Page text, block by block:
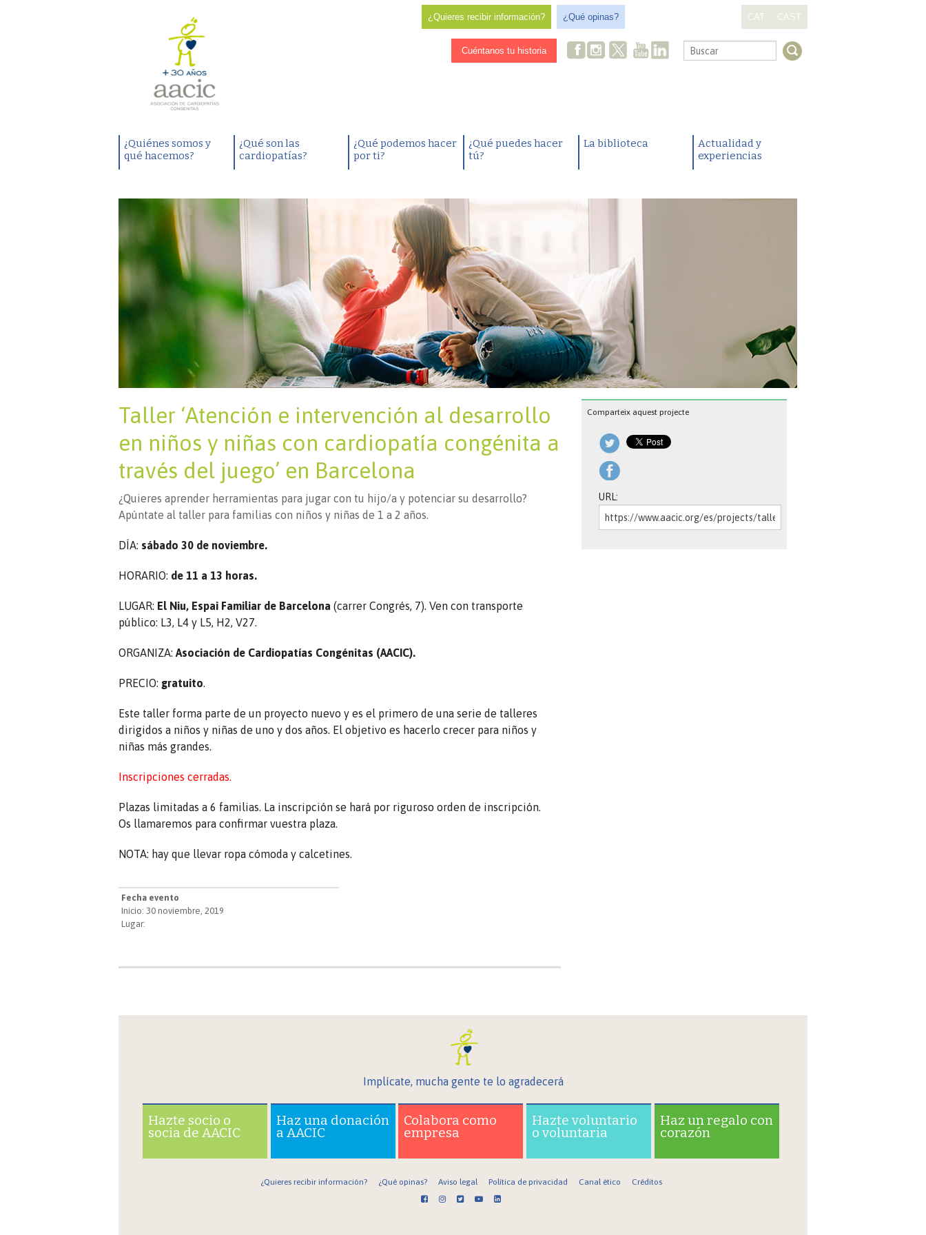
¿Quieres recibir información? ¿Qué opinas? CAT CAST
Cuéntanos tu historia .
¿Quiénes somos y
qué hacemos?
¿Qué son las
cardiopatías?
¿Qué podemos hacer
por ti?
¿Qué puedes hacer
tú?
La biblioteca
Actualidad y
experiencias
Taller ‘Atención e intervención al desarrollo
en niños y niñas con cardiopatía congénita a
través del juego’ en Barcelona
¿Quieres aprender herramientas para jugar con tu hijo/a y potenciar su desarrollo?
Apúntate al taller para familias con niños y niñas de 1 a 2 años.
DÍA: sábado 30 de noviembre.
HORARIO: de 11 a 13 horas.
LUGAR: El Niu, Espai Familiar de Barcelona (carrer Congrés, 7). Ven con transporte
público: L3, L4 y L5, H2, V27.
ORGANIZA: Asociación de Cardiopatías Congénitas (AACIC).
PRECIO: gratuito
Este taller forma parte de un proyecto nuevo y es el primero de una serie de talleres
dirigidos a niños y niñas de uno y dos años. El objetivo es hacerlo crecer para niños y
niñas más grandes.
Inscripciones cerradas.
Plazas limitadas a 6 familias. La inscripción se hará por riguroso orden de inscripción.
Os llamaremos para confirmar vuestra plaza.
NOTA: hay que llevar ropa cómoda y calcetines.
Fecha evento
Inicio: 30 noviembre, 2019
Lugar:
Comparteix aquest projecte
URL:
Implícate, mucha gente te lo agradecerá
Hazte socio o
socia de AACIC
Haz una donación
a AACIC
Colabora como
empresa
Hazte voluntario
o voluntaria
Haz un regalo con
corazón
¿Quieres recibir información? ¿Qué opinas? Aviso legal Política de privacidad Canal ético Créditos